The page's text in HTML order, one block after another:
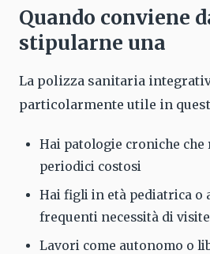
Quando conviene
stipularne una
La polizza sanitaria
particolarmente utile in
Hai patologie croniche
periodici costosi
Hai figli in età pediatrica o
frequenti necessità di
Lavori come autonomo o